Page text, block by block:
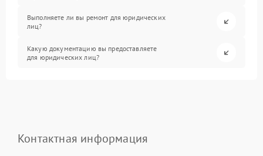
Выполняете ли вы ремонт для юридических
лиц?
Какую документацию вы предоставляете
для юридических лиц?
Контактная информация